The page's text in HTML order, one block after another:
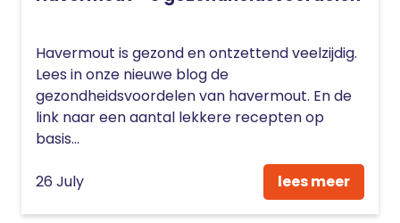
Havermout is gezond en ontzettend veelzijdig.
Lees in onze nieuwe blog de
gezondheidsvoordelen van havermout. En de
link naar een aantal lekkere recepten op
basis...
26 July lees meer